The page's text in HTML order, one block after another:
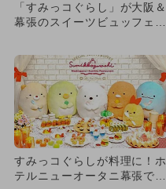
「すみっコぐらし」が大阪＆
幕張のスイーツビュッフェに
め！
すみっコぐらしが料理に！ホ
テルニューオータニ幕張でコ